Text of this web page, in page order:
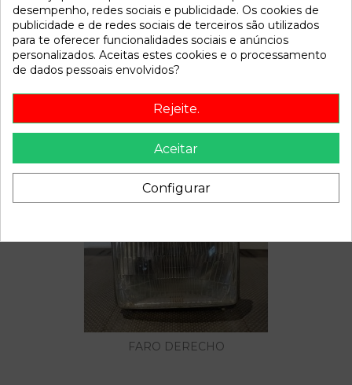
Descrição
Recambio de bomba freno para ebro trade 2.8 referencia
OEM IAM
Também poderá gostar
FARO DERECHO
desempenho, redes sociais e publicidade. Os cookies de
publicidade e de redes sociais de terceiros são utilizados
para te oferecer funcionalidades sociais e anúncios
personalizados. Aceitas estes cookies e o processamento
de dados pessoais envolvidos?
Rejeite.
Aceitar
Configurar